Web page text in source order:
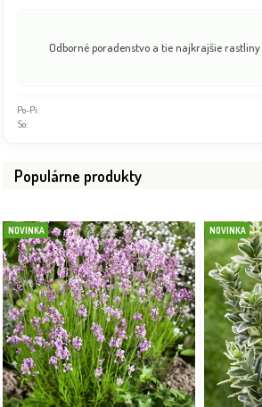
Odborné poradenstvo a tie najkrajšie
Po-Pi:
So:
Populárne produkty
NOVINKA NOVINKA